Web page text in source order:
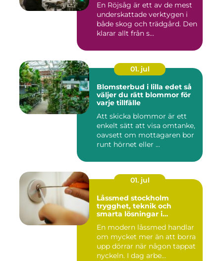
En Röjsåg är ett av de mest
underskattade verktygen i
både skog och trädgård. Den
klarar allt från s...
01. jul
Blomsterbud i lilla edet så
väljer du rätt blommor för
varje tillfälle
Att skicka blommor är ett
enkelt sätt att visa omtanke,
oavsett om mottagaren bor
runt hörnet eller ...
01. jul
Låssmed stockholm
trygghet, teknik och
smarta lösningar i
En modern låssmed handlar
om mycket mer än att borra
upp dörrar när någon tappat
nyckeln. I dag arbe...